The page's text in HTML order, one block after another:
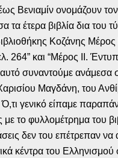
Βενιαμίν ονομάζουν
έτερα βιβλία δια του
Κοζάνης
264” και “Μέρος ΙΙ.
συναντούμε ανάμεσα
Μαγδάνη, του
γενικό είπαμε
το φυλλομέτρημα του
δεν του επέτρεπαν να
κέντρα του Ελληνισμού